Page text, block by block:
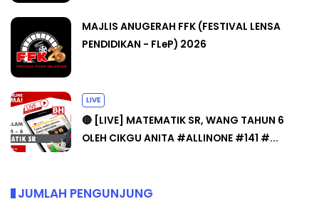
MAJLIS ANUGERAH FFK (FESTIVAL LENSA
PENDIDIKAN - FLeP) 2026
LIVE
🔴 [LIVE] MATEMATIK SR, WANG TAHUN 6
OLEH CIKGU ANITA #ALLINONE #141 #...
JUMLAH PENGUNJUNG